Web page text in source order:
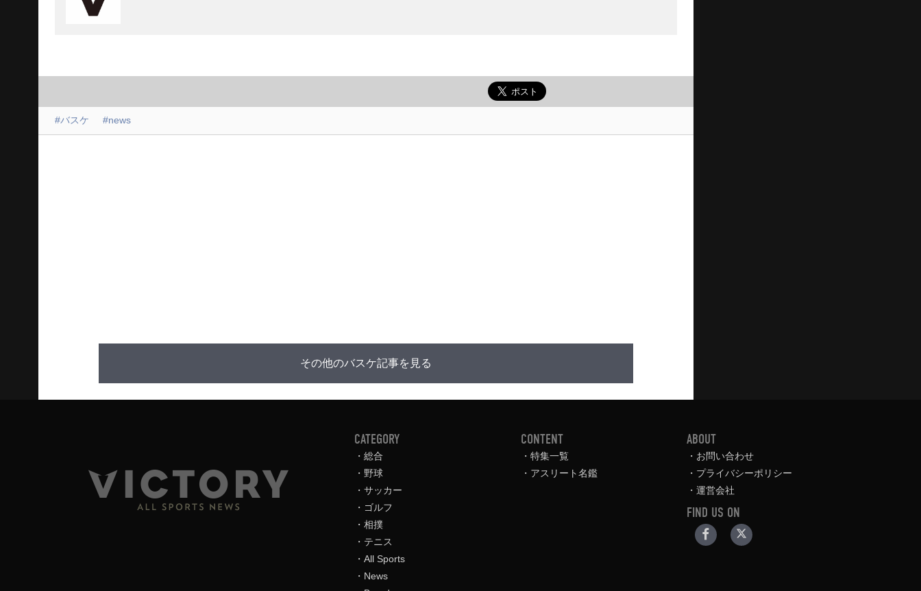
#バスケ #news
その他のバスケ記事を見る
CATEGORY
総合
野球
サッカー
ゴルフ
相撲
テニス
All Sports
News
CONTENT
特集一覧
アスリート名鑑
ABOUT
お問い合わせ
プライバシーポリシー
運営会社
FIND US ON